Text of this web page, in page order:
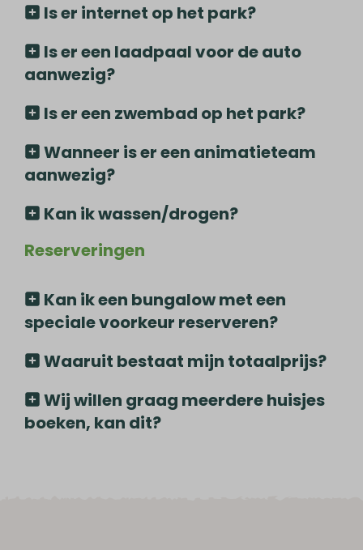
Is er internet op het park?
Is er een laadpaal voor de auto
aanwezig?
Is er een zwembad op het park?
Wanneer is er een animatieteam
aanwezig?
Kan ik wassen/drogen?
Reserveringen
Kan ik een bungalow met een
speciale voorkeur reserveren?
Waaruit bestaat mijn totaalprijs?
Wij willen graag meerdere huisjes
boeken, kan dit?